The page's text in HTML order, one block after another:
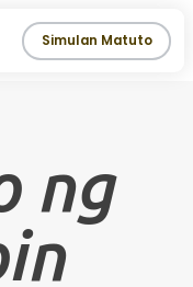
Simulan Matuto
ng